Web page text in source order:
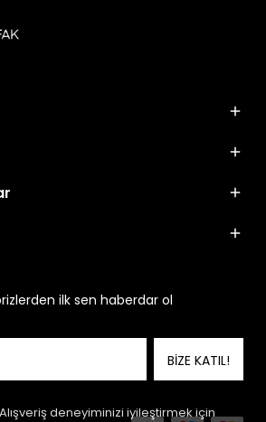
Alışveriş deneyiminizi iyileştirmek için
ilk sen haberdar ol
BİZE KATIL!